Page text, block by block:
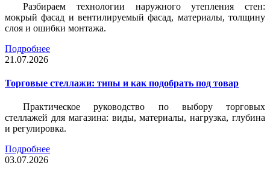
Разбираем технологии наружного утепления стен:
мокрый фасад и вентилируемый фасад, материалы, толщину
слоя и ошибки монтажа.
Подробнее
21.07.2026
Торговые стеллажи: типы и как подобрать под товар
Практическое руководство по выбору торговых
стеллажей для магазина: виды, материалы, нагрузка, глубина
и регулировка.
Подробнее
03.07.2026